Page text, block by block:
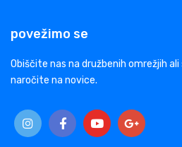
povežimo se
Obiščite nas na družbenih omrežjih ali
naročite na novice.